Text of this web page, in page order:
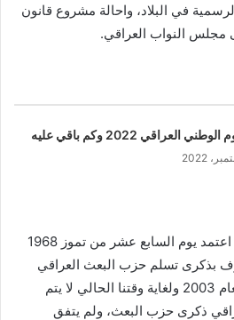
في البلاد، واحالة مشروع قانون
مجلس النواب العراقي.
العراقي 2022 وكم باقي عليه
على مدار ثلاث وثلاثون عاماً اعتمد يوم السابع عشر من تموز 1968
بذكرى تسلم حزب البعث العراقي
للسلطة في العراق، وبعد العام 2003 ولغاية وقتنا الحالي لا يتم
ذكرى حزب البعث، ولم يتفق